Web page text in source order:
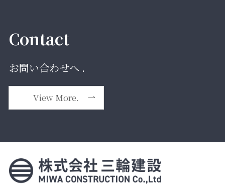
Contact
お問い合わせへ .
View More.